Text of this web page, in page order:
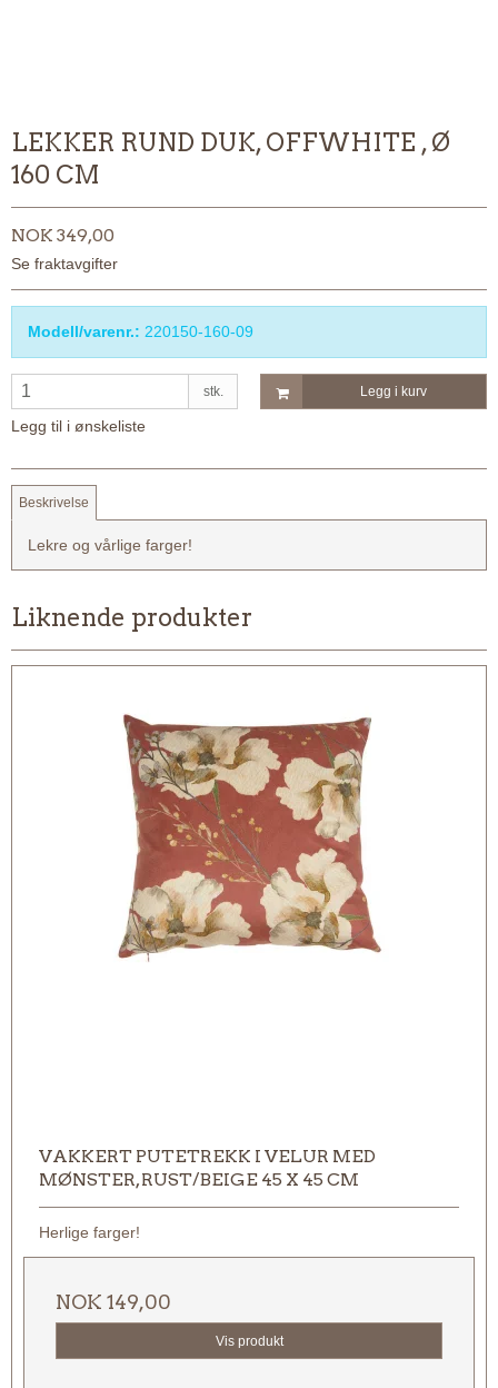
LEKKER RUND DUK, OFFWHITE , Ø
160 CM
NOK 349,00
Se fraktavgifter
Modell/varenr.: 220150-160-09
stk. Legg i kurv
Legg til i ønskeliste
Beskrivelse
Lekre og vårlige farger!
Liknende produkter
VAKKERT PUTETREKK I VELUR MED
MØNSTER, RUST/BEIGE 45 X 45 CM
Herlige farger!
NOK 149,00
Vis produkt